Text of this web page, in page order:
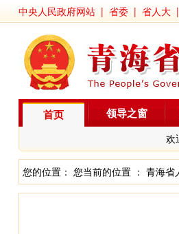
中央人民政府网站 | 省委 | 省人大 |
首页
欢
领导之窗
您的位置： 您当前的位置 ： 青海省